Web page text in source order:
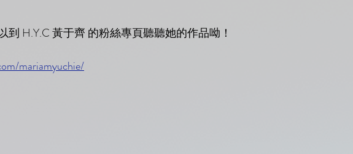
到 H.Y.C 黃于齊 的粉絲專頁聽聽她的作品呦！
mariamyuchie/